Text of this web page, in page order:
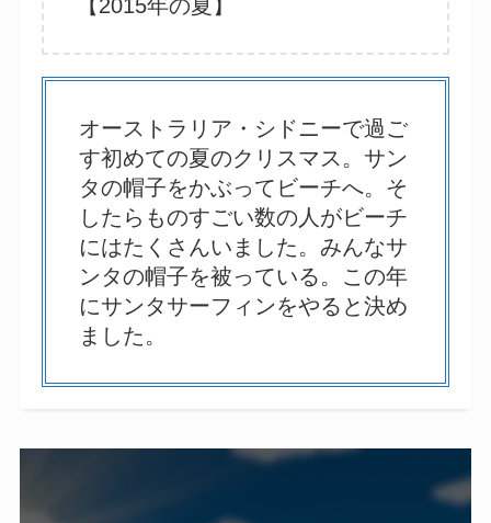
【2015年の夏】
オーストラリア・シドニーで過ご
す初めての夏のクリスマス。サン
タの帽子をかぶってビーチへ。そ
したらものすごい数の人がビーチ
にはたくさんいました。みんなサ
ンタの帽子を被っている。この年
にサンタサーフィンをやると決め
ました。